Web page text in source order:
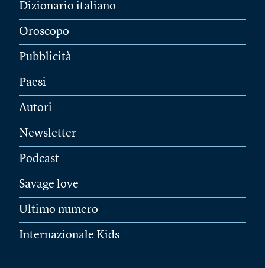
Dizionario italiano
Oroscopo
Pubblicità
Paesi
Autori
Newsletter
Podcast
Savage love
Ultimo numero
Internazionale Kids